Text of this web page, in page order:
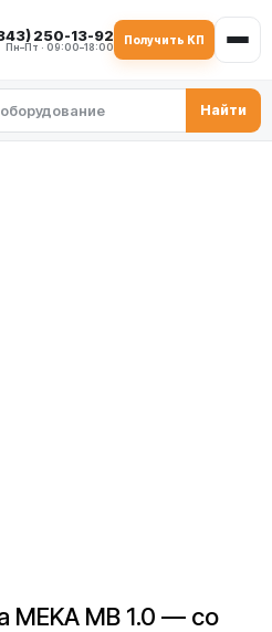
250-13-92
Пн–Пт · 09:00–18:00
Получить КП
Найти
MEKA MB 1.0 — со